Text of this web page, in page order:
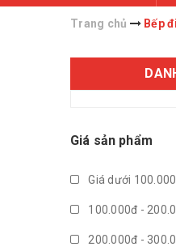
Trang chủ Bếp
Giá sản phẩm
Giá dưới
100.000đ -
200.000đ -